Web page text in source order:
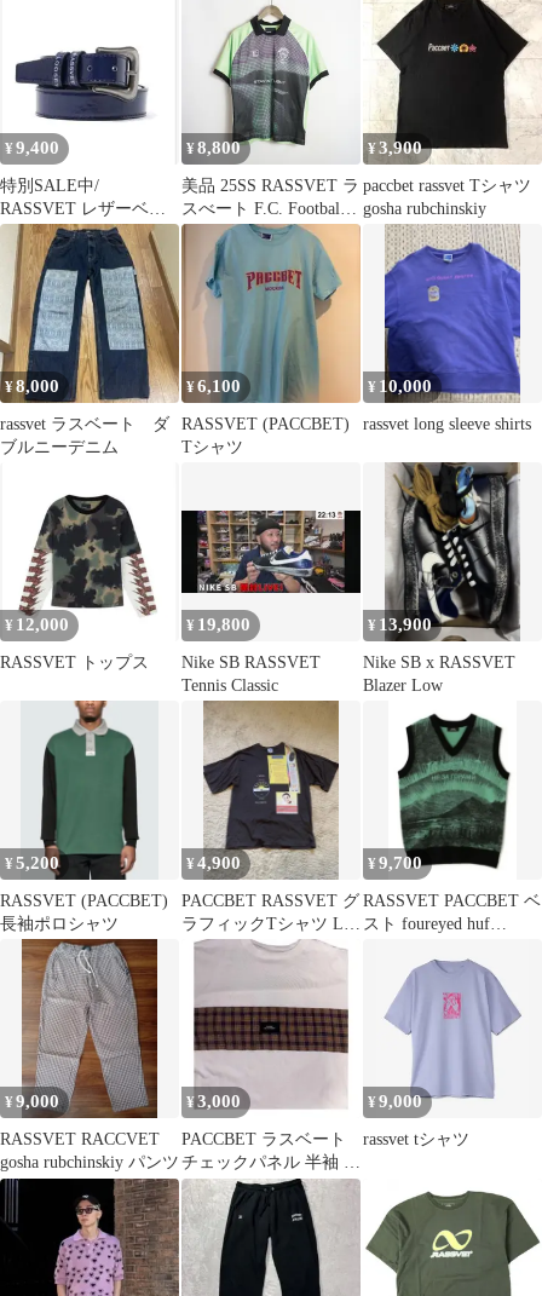
¥ 9,400
特別SALE中/
RASSVET レザーベル
ト ネイビー ※
¥8,800
美品 25SS RASSVET ラ
スべート F.C. Football
Jersey T-Shirt 半袖 フッ
トボール ゲーム シャツ
PACC16-P101-T010-
T102 緑 4975Q♪
¥3,900
paccbet rassvet Tシャツ
gosha rubchinskiy
¥8,000
rassvet ラスベート ダ
ブルニーデニム
¥6,100
RASSVET (PACCBET)
Tシャツ
¥ 10,000
rassvet long sleeve shirts
¥ 12,000
RASSVET トップス
¥ 19,800
Nike SB RASSVET
Tennis Classic
¥ 13,900
Nike SB x RASSVET
Blazer Low
¥5,200
RASSVET (PACCBET)
長袖ポロシャツ
¥4,900
PACCBET RASSVET グ
ラフィックTシャツ L
ブラック ロゴプリント
¥9,700
RASSVET PACCBET ベ
スト foureyed huf
¥9,000
RASSVET RACCVET
gosha rubchinskiy パンツ
¥3,000
PACCBET ラスベート
チェックパネル 半袖 T
シャツ ホワイト
¥9,000
rassvet tシャツ